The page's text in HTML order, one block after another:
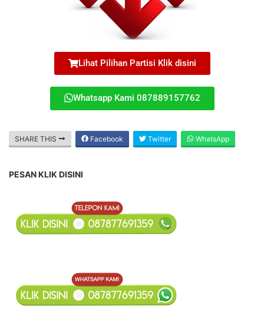
Lihat Pilihan Partisi Klik disini
Whatsapp Kami 087889157762
SHARE THIS Facebook Twitter WhatsApp
PESAN KLIK DISINI